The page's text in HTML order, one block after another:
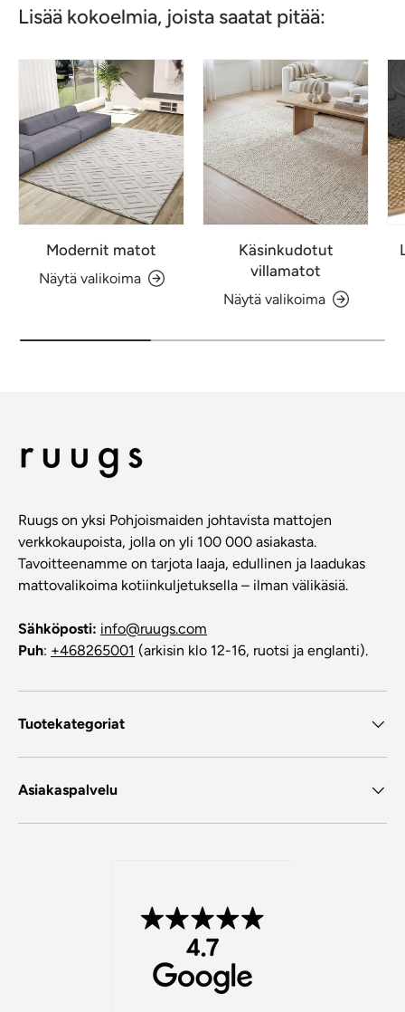
Lisää kokoelmia, joista saatat pitää:
Modernit matot
Näytä valikoima
Käsinkudotut
villamatot
Näytä valikoima
Ruugs on yksi Pohjoismaiden johtavista mattojen
verkkokaupoista, jolla on yli 100 000 asiakasta.
Tavoitteenamme on tarjota laaja, edullinen ja laadukas
mattovalikoima kotiinkuljetuksella – ilman välikäsiä.
Sähköposti: info@ruugs.com
Puh: +468265001 (arkisin klo 12-16, ruotsi ja englanti).
Tuotekategoriat
Asiakaspalvelu